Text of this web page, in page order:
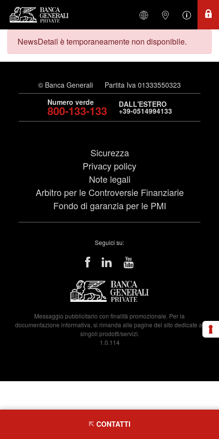
NewsDetail è temporaneamente non disponibile.
© Banca Generali
Partita Iva 01333550323
Numero verde
800-133-133 DALL'ESTERO
+39-0514994133
Sicurezza
Privacy policy
Note legali
Arbitro per le Controversie Finanziarie
Fondo di garanzia per le PMI
Seguici su:
Messaggio pubblicitario con finalità promozionale. Per la
documentazione informativa, si rimanda alle pagine del sito dedicate ai
singoli prodotti/servizi.
1.0.114
CONTATTI